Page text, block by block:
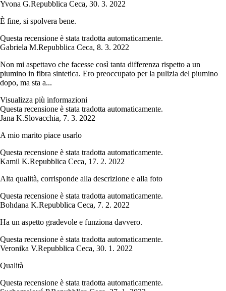
Yvona G.Repubblica Ceca, 30. 3. 2022
È fine, si spolvera bene.
Questa recensione è stata tradotta automaticamente.
Gabriela M.Repubblica Ceca, 8. 3. 2022
Non mi aspettavo che facesse così tanta differenza rispetto a un
piumino in fibra sintetica. Ero preoccupato per la pulizia del piumino
dopo, ma sta a...
Visualizza più informazioni
Questa recensione è stata tradotta automaticamente.
Jana K.Slovacchia, 7. 3. 2022
A mio marito piace usarlo
Questa recensione è stata tradotta automaticamente.
Kamil K.Repubblica Ceca, 17. 2. 2022
Alta qualità, corrisponde alla descrizione e alla foto
Questa recensione è stata tradotta automaticamente.
Bohdana K.Repubblica Ceca, 7. 2. 2022
Ha un aspetto gradevole e funziona davvero.
Questa recensione è stata tradotta automaticamente.
Veronika V.Repubblica Ceca, 30. 1. 2022
Qualità
Questa recensione è stata tradotta automaticamente.